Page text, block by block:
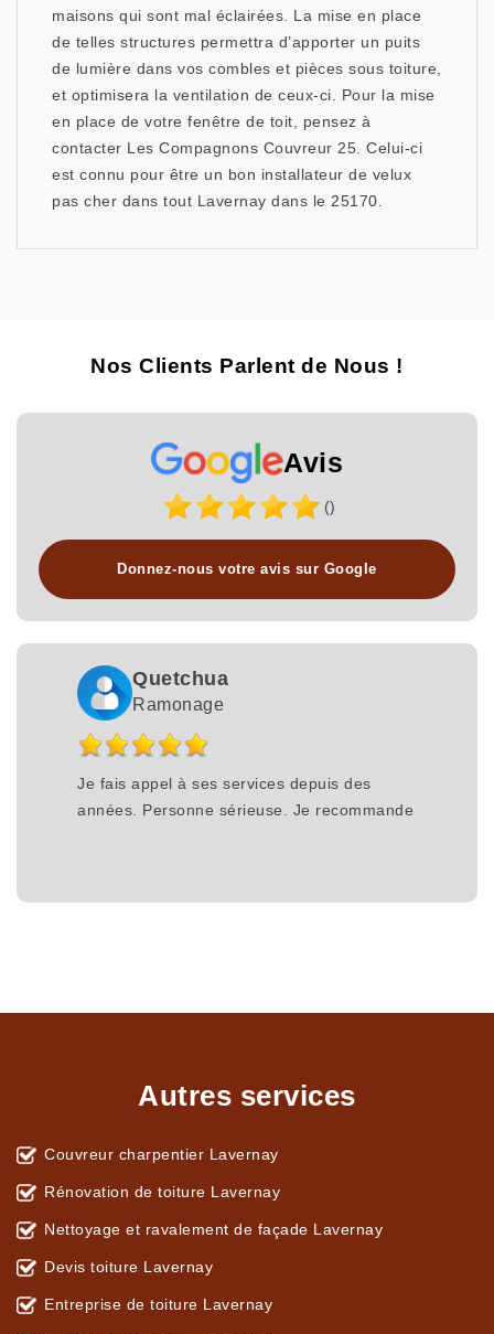
maisons qui sont mal éclairées. La mise en place
de telles structures permettra d’apporter un puits
de lumière dans vos combles et pièces sous toiture,
et optimisera la ventilation de ceux-ci. Pour la mise
en place de votre fenêtre de toit, pensez à
contacter Les Compagnons Couvreur 25. Celui-ci
est connu pour être un bon installateur de velux
pas cher dans tout Lavernay dans le 25170.
Nos Clients Parlent de Nous !
Avis
()
Donnez-nous votre avis sur Google
Quetchua
Ramonage
Je fais appel à ses services depuis des
années. Personne sérieuse. Je recommande
Autres services
Couvreur charpentier Lavernay
Rénovation de toiture Lavernay
Nettoyage et ravalement de façade Lavernay
Devis toiture Lavernay
Entreprise de toiture Lavernay